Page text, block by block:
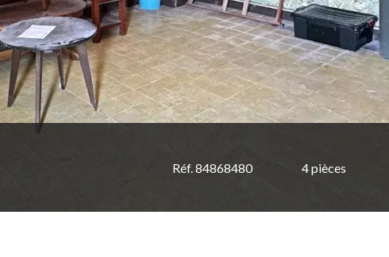
Réf. 84868480 4 pièces